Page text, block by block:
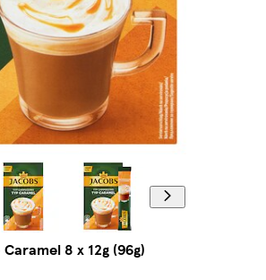
8 x 12g (96g)